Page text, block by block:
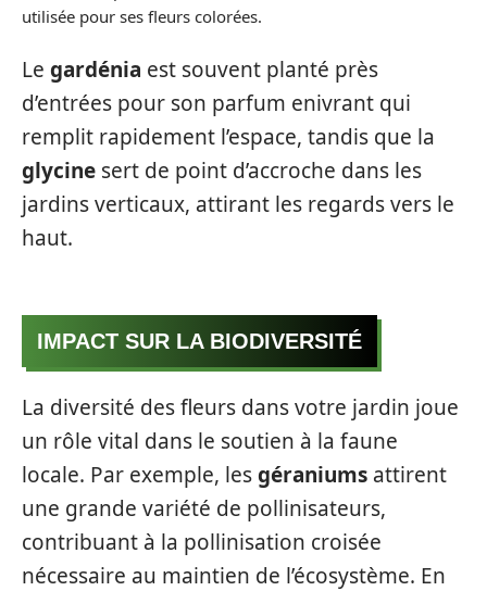
utilisée pour ses fleurs colorées.
Le gardénia est souvent planté près
d’entrées pour son parfum enivrant qui
remplit rapidement l’espace, tandis que la
glycine sert de point d’accroche dans les
jardins verticaux, attirant les regards vers le
haut.
IMPACT SUR LA BIODIVERSITÉ
La diversité des fleurs dans votre jardin joue
un rôle vital dans le soutien à la faune
locale. Par exemple, lesgéraniums attirent
une grande variété de pollinisateurs,
contribuant à la pollinisation croisée
nécessaire au maintien de l’écosystème. En